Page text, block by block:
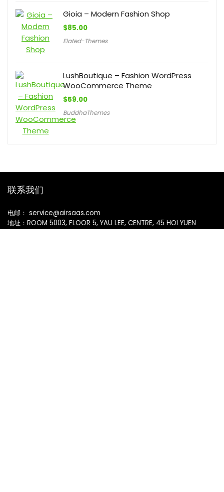
Gioia – Modern Fashion Shop
$85.00
Elated-Themes
LushBoutique – Fashion WordPress
WooCommerce Theme
$59.00
BuddhaThemes
联系我们
电邮： service@airsaas.com
地址：ROOM 5003, FLOOR 5, YAU LEE, CENTRE, 45 HOI YUEN